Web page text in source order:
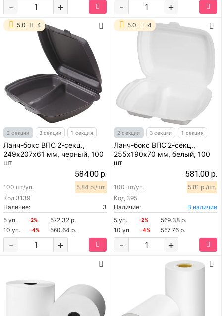
+
- +
-
5.0 4
2 секции 3 секции 1 секция
Ланч-бокс ВПС 2-секц.,
249х207х61 мм, черный, 100
шт
584.00 р.
Код 3139
100 шт/уп. 5.84 р./шт.
Наличие:
3
5 уп.
-2%
572.32 р.
10 уп.
-4% 560.64 р.
+
-
5.0 4
2 секции 3 секции 1 секция
Ланч-бокс ВПС 2-секц.,
255х190х70 мм, белый, 100
шт
581.00 р.
Код 395
100 шт/уп. 5.81 р./шт.
Наличие:
В наличии
5 уп.
-2%
569.38 р.
10 уп.
-4% 557.76 р.
+
-